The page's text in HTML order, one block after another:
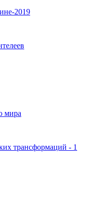
2019
мира
трансформаций - 1